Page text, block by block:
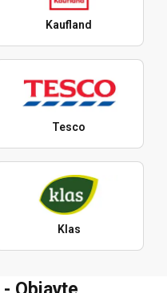
Kaufland
Tesco
Klas